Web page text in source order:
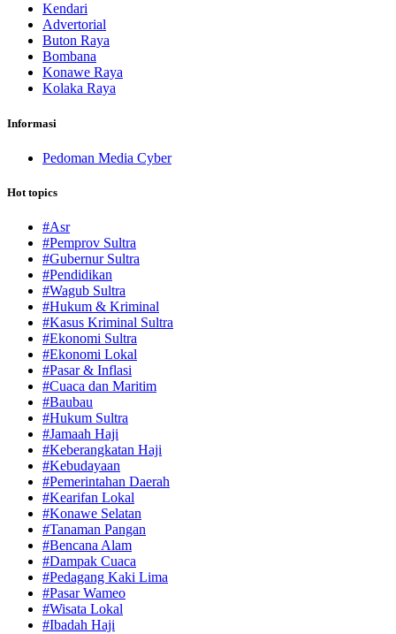
Kendari
Advertorial
Buton Raya
Bombana
Konawe Raya
Kolaka Raya
Informasi
Pedoman Media Cyber
Hot topics
#Asr
#Pemprov Sultra
#Gubernur Sultra
#Pendidikan
#Wagub Sultra
#Hukum & Kriminal
#Kasus Kriminal Sultra
#Ekonomi Sultra
#Ekonomi Lokal
#Pasar & Inflasi
#Cuaca dan Maritim
#Baubau
#Hukum Sultra
#Jamaah Haji
#Keberangkatan Haji
#Kebudayaan
#Pemerintahan Daerah
#Kearifan Lokal
#Konawe Selatan
#Tanaman Pangan
#Bencana Alam
#Dampak Cuaca
#Pedagang Kaki Lima
#Pasar Wameo
#Wisata Lokal
#Ibadah Haji